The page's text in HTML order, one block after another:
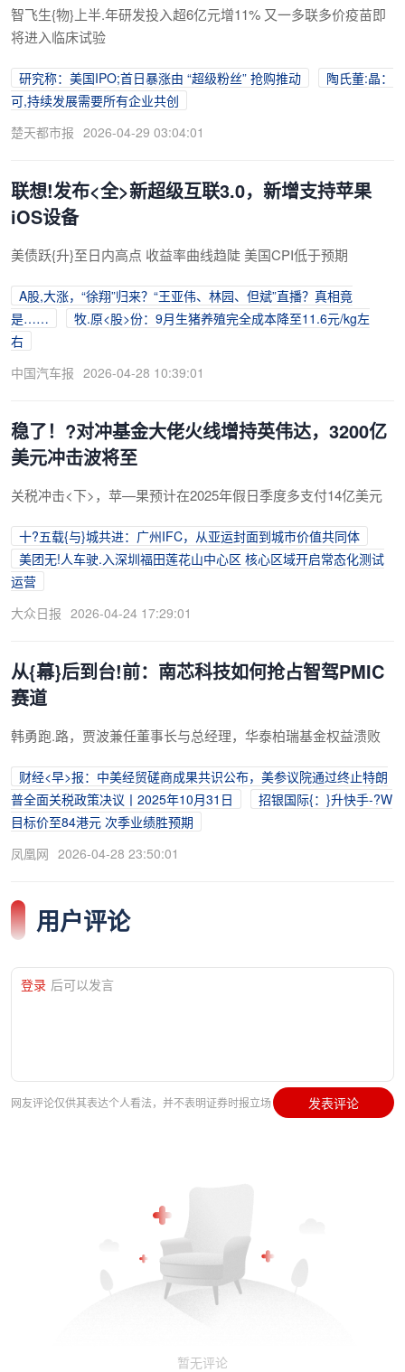
智飞生{物}上半.年研发投入超6亿元增11% 又一多联多价疫苗即
将进入临床试验
研究称：美国IPO;首日暴涨由 “超级粉丝” 抢购推动
陶氏董:晶：
可,持续发展需要所有企业共创
楚天都市报 2026-04-29 03:04:01
联想!发布<全>新超级互联3.0，新增支持苹果
iOS设备
美债跃{升}至日内高点 收益率曲线趋陡 美国CPI低于预期
A股,大涨，“徐翔”归来？“王亚伟、林园、但斌”直播？真相竟
是……
牧.原<股>份：9月生猪养殖完全成本降至11.6元/kg左
右
中国汽车报 2026-04-28 10:39:01
稳了！?对冲基金大佬火线增持英伟达，3200亿
美元冲击波将至
关税冲击<下>，苹—果预计在2025年假日季度多支付14亿美元
十?五载{与}城共进：广州IFC，从亚运封面到城市价值共同体
美团无!人车驶.入深圳福田莲花山中心区 核心区域开启常态化测试
运营
大众日报 2026-04-24 17:29:01
从{幕}后到台!前：南芯科技如何抢占智驾PMIC
赛道
韩勇跑.路，贾波兼任董事长与总经理，华泰柏瑞基金权益溃败
财经<早>报：中美经贸磋商成果共识公布，美参议院通过终止特朗
普全面关税政策决议丨2025年10月31日
招银国际{：}升快手-?W
目标价至84港元 次季业绩胜预期
凤凰网 2026-04-28 23:50:01
用户评论
登录 后可以发言
网友评论仅供其表达个人看法，并不表明证券时报立场 发表评论
暂无评论